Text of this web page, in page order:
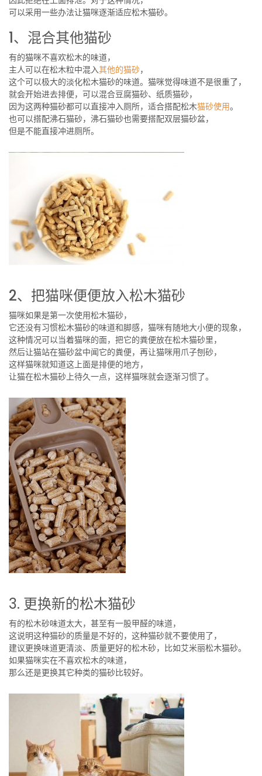
可以采用一些办法让猫咪逐渐适应松木猫砂。
1、混合其他猫砂
有的猫咪不喜欢松木的味道，
主人可以在松木粒中混入其他的猫砂，
这个可以极大的淡化松木猫砂的味道。猫咪觉得味道不是很重了，
就会开始进去排便，可以混合豆腐猫砂、纸质猫砂，
因为这两种猫砂都可以直接冲入厕所，适合搭配松木猫砂使用。
也可以搭配沸石猫砂，沸石猫砂也需要搭配双层猫砂盆，
但是不能直接冲进厕所。
2、把猫咪便便放入松木猫砂
猫咪如果是第一次使用松木猫砂，
它还没有习惯松木猫砂的味道和脚感，猫咪有随地大小便的现象，
这种情况可以当着猫咪的面，把它的粪便放在松木猫砂里，
然后让猫站在猫砂盆中闻它的粪便，再让猫咪用爪子刨砂，
这样猫咪就知道这上面是排便的地方，
让猫在松木猫砂上待久一点，这样猫咪就会逐渐习惯了。
3. 更换新的松木猫砂
有的松木砂味道太大，甚至有一股甲醛的味道，
这说明这种猫砂的质量是不好的，这种猫砂就不要使用了，
建议更换味道更清淡、质量更好的松木砂，比如艾米丽松木猫砂。
如果猫咪实在不喜欢松木的味道，
那么还是更换其它种类的猫砂比较好。